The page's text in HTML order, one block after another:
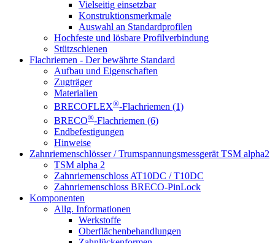
Vielseitig einsetzbar
Konstruktionsmerkmale
Auswahl an Standardprofilen
Hochfeste und lösbare Profilverbindung
Stützschienen
Flachriemen - Der bewährte Standard
Aufbau und Eigenschaften
Zugträger
Materialien
BRECOFLEX®-Flachriemen (1)
BRECO®-Flachriemen (6)
Endbefestigungen
Hinweise
Zahnriemenschlösser / Trumspannungsmessgerät TSM alpha2
TSM alpha 2
Zahnriemenschloss AT10DC / T10DC
Zahnriemenschloss BRECO-PinLock
Komponenten
Allg. Informationen
Werkstoffe
Oberflächenbehandlungen